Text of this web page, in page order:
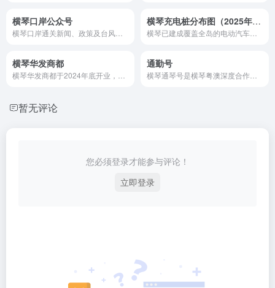
横琴口岸公众号
横琴口岸通关新闻、政策及台风公告等通关资讯
横琴充电桩分布图（2025年最新）
横琴已建成覆盖全岛的电动汽车充电网络，由南方电网广东珠海横琴供电局运营，共设16座公共充电站、349台充电桩，覆盖半径小于1公里，全面支持内地与港澳新能源汽车充电需求。
横琴华发商都
横琴华发商都于2024年底开业，坐落于广东省珠海市横琴琴海东路981号，营业时间：周一至周日 10:00-22:00
通勤号
横琴通琴号是横琴粤澳深度合作区政府推出的全国首创智慧通勤系统，为琴澳居民提供跨境及跨区高效通勤服务。覆盖珠海、澳门、中山等地 121条线路，日均服务超7000人次，境内通勤单次低至3元，澳门高校学生、跨境务工人员等群体可免费乘坐。
暂无评论
您必须登录才能参与评论！
立即登录